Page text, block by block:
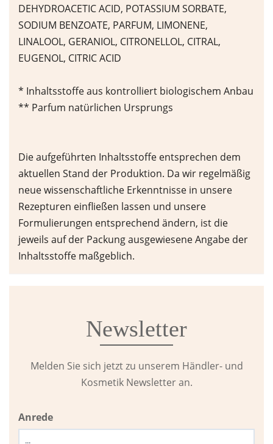
DEHYDROACETIC ACID, POTASSIUM SORBATE,
SODIUM BENZOATE, PARFUM, LIMONENE,
LINALOOL, GERANIOL, CITRONELLOL, CITRAL,
EUGENOL, CITRIC ACID
* Inhaltsstoffe aus kontrolliert biologischem Anbau
** Parfum natürlichen Ursprungs
Die aufgeführten Inhaltsstoffe entsprechen dem
aktuellen Stand der Produktion. Da wir regelmäßig
neue wissenschaftliche Erkenntnisse in unsere
Rezepturen einfließen lassen und unsere
Formulierungen entsprechend ändern, ist die
jeweils auf der Packung ausgewiesene Angabe der
Inhaltsstoffe maßgeblich.
Newsletter
Melden Sie sich jetzt zu unserem Händler- und
Kosmetik Newsletter an.
Anrede